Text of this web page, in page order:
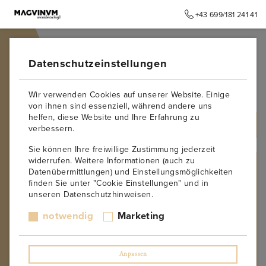
+43 699/181 241 41
Muskateller
REBSORTE
Albarino
Moscato
Malvasier
Barbera
Boal Branco
Datenschutzeinstellungen
Wir verwenden Cookies auf unserer Website. Einige
von ihnen sind essenziell, während andere uns
helfen, diese Website und Ihre Erfahrung zu
verbessern.
Sie können Ihre freiwillige Zustimmung jederzeit
widerrufen. Weitere Informationen (auch zu
Datenübermittlungen) und Einstellungsmöglichkeiten
finden Sie unter "Cookie Einstellungen" und in
unseren Datenschutzhinweisen.
notwendig Marketing
Anpassen